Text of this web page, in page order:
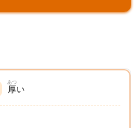
厚
あつ
い